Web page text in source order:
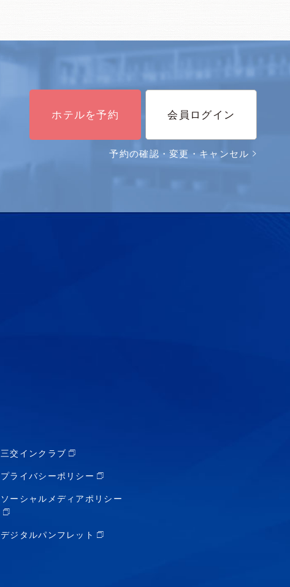
ホテルを予約 会員ログイン
予約の確認・変更・キャンセル
三交インクラブ
プライバシーポリシー
ソーシャルメディアポリシー
デジタルパンフレット